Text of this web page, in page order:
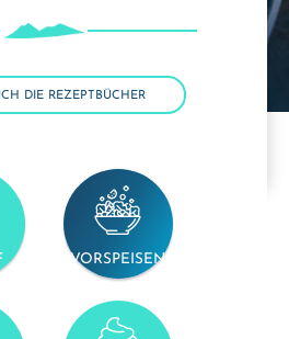
DIE REZEPTBÜCHER
VORSPEISEN